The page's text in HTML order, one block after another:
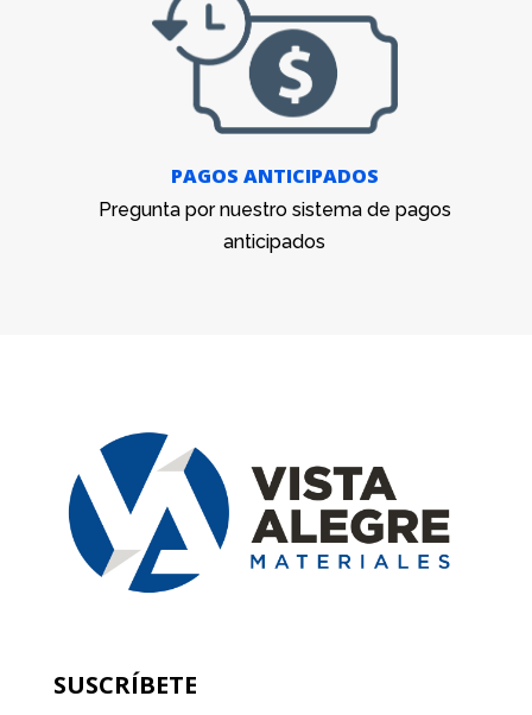
PAGOS ANTICIPADOS
Pregunta por nuestro sistema de pagos
anticipados
SUSCRÍBETE